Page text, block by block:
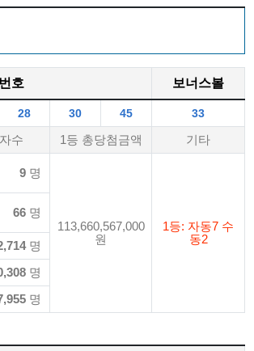
호 보너스볼
28 30 45 33
수 1등 총당첨금액 기타
9 명
113,660,567,000
원
1등: 자동7 수
동2
66 명
명
명
명